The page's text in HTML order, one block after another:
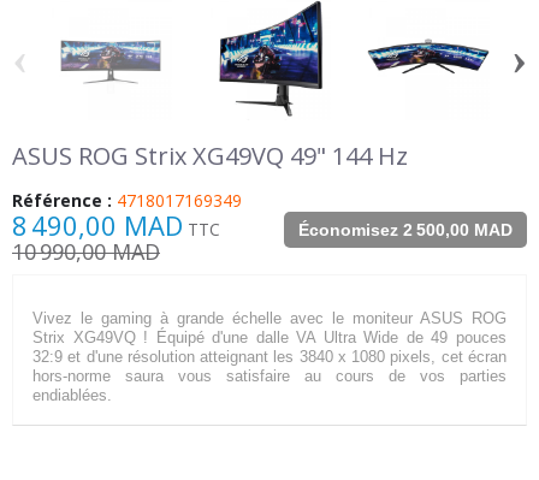
‹ ›
ASUS ROG Strix XG49VQ 49" 144 Hz
Référence : 4718017169349
Économisez 2 500,00 MAD
8 490,00 MAD TTC
10 990,00 MAD
Vivez le gaming à grande échelle avec le moniteur ASUS ROG
Strix XG49VQ ! Équipé d'une dalle VA Ultra Wide de 49 pouces
32:9 et d'une résolution atteignant les 3840 x 1080 pixels, cet écran
hors-norme saura vous satisfaire au cours de vos parties
endiablées.